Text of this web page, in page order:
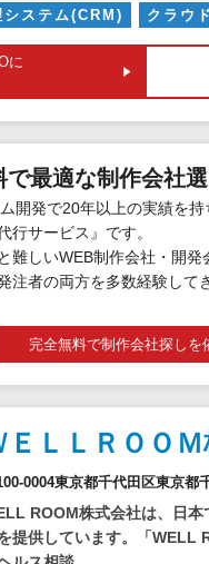
システム(CRM) クラウ
に
で最適な制作会社
開発で20年以上の実績を
行サービス』です。
難しいWEB制作会社・開発
注者の両方を多数経験して
完全無料で制作会社探しを
ＥＬＬＲＯＯ
0004東京都千代田区東京都
ROOM株式会社は、日
提供しています。「WELL